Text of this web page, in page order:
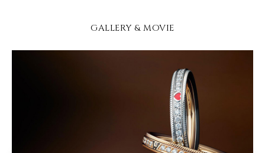
GALLERY & MOVIE